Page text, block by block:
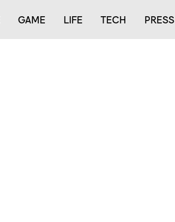
GAME LIFE TECH PRESS